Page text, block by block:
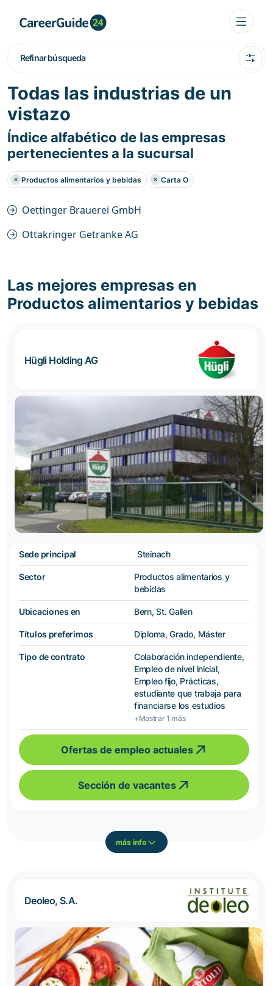
Refinar búsqueda
Todas las industrias de un
vistazo
Índice alfabético de las empresas
pertenecientes a la sucursal
Productos alimentarios y bebidas Carta O
Oettinger Brauerei GmbH
Ottakringer Getranke AG
Las mejores empresas en
Productos alimentarios y bebidas
Hügli Holding AG
Sede principal Steinach
Sector
Productos alimentarios y
bebidas
Ubicaciones en Bern, St. Gallen
Títulos preferimos Diploma, Grado, Máster
Tipo de contrato
Colaboración independiente,
Empleo de nivel inicial,
Empleo fijo, Prácticas,
estudiante que trabaja para
financiarse los estudios
+Mostrar 1 más
Ofertas de empleo actuales
Sección de vacantes
más info
Deoleo, S.A.